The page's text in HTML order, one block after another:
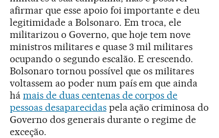
afirmar que esse apoio foi importante e deu
legitimidade a Bolsonaro. Em troca, ele
militarizou o Governo, que hoje tem nove
ministros militares e quase 3 mil militares
ocupando o segundo escalão. E crescendo.
Bolsonaro tornou possível que os militares
voltassem ao poder num país em que ainda
há mais de duas centenas de corpos de
pessoas desaparecidaspela ação criminosa do
Governo dos generais durante o regime de
exceção.